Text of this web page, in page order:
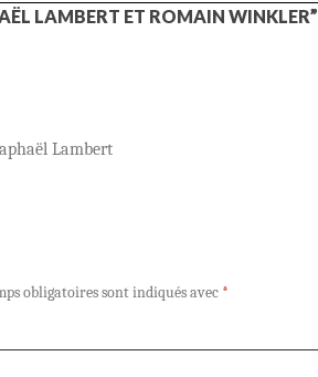
LAMBERT ET ROMAIN WINKLER”
Lambert
obligatoires sont indiqués avec *